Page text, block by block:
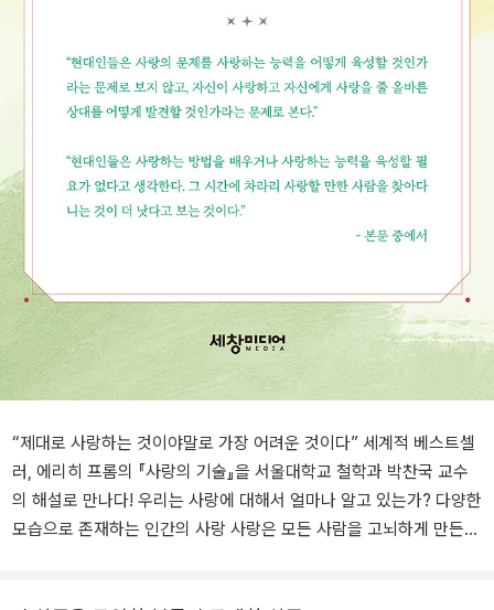
“제대로 사랑하는 것이야말로 가장 어려운 것이다” 세계적 베스트셀
러, 에리히 프롬의 『사랑의 기술』을 서울대학교 철학과 박찬국 교수
의 해설로 만나다! 우리는 사랑에 대해서 얼마나 알고 있는가? 다양한
모습으로 존재하는 인간의 사랑 사랑은 모든 사람을 고뇌하게 만든